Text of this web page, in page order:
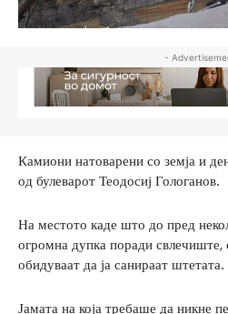
-
Камиони натоварени со земја и
од булеварот Теодосиј Гологанов.
На местото каде што до пред
огромна дупка поради свлечиште,
обидуваат да ја санираат штетата.
Јамата на која требаше да никне